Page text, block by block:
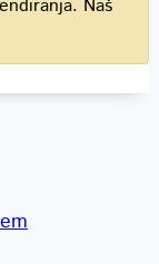
Naš